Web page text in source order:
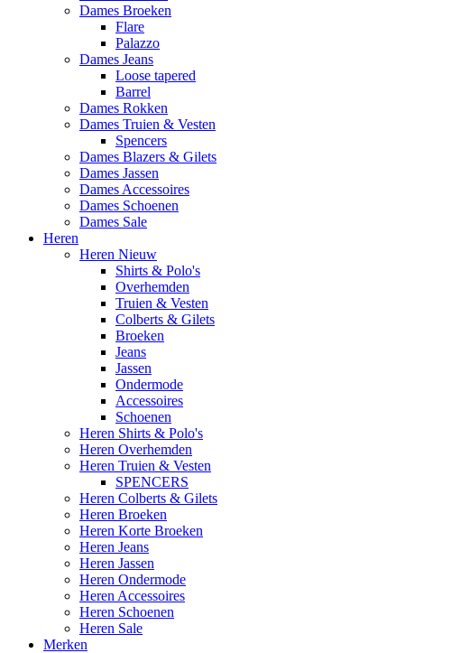
Dames Broeken
Flare
Palazzo
Dames Jeans
Loose tapered
Barrel
Dames Rokken
Dames Truien & Vesten
Spencers
Dames Blazers & Gilets
Dames Jassen
Dames Accessoires
Dames Schoenen
Dames Sale
Heren
Heren Nieuw
Shirts & Polo's
Overhemden
Truien & Vesten
Colberts & Gilets
Broeken
Jeans
Jassen
Ondermode
Accessoires
Schoenen
Heren Shirts & Polo's
Heren Overhemden
Heren Truien & Vesten
SPENCERS
Heren Colberts & Gilets
Heren Broeken
Heren Korte Broeken
Heren Jeans
Heren Jassen
Heren Ondermode
Heren Accessoires
Heren Schoenen
Heren Sale
Merken